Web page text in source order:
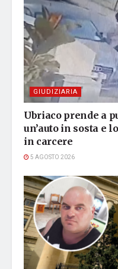
GIUDIZIARIA
Ubriaco prende a
un’auto in sosta e
in carcere
5 AGOSTO 2026